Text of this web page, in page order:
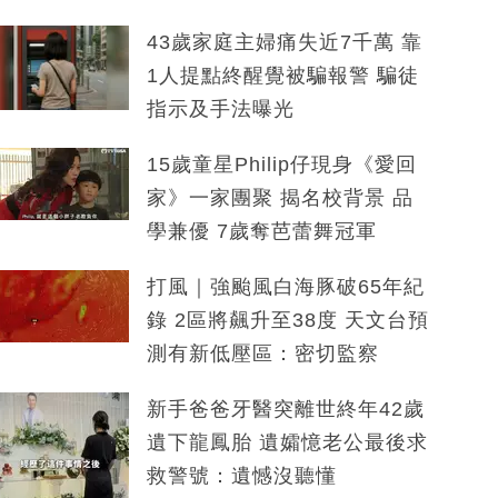
43歲家庭主婦痛失近7千萬 靠
1人提點終醒覺被騙報警 騙徒
指示及手法曝光
15歲童星Philip仔現身《愛回
家》一家團聚 揭名校背景 品
學兼優 7歲奪芭蕾舞冠軍
打風｜強颱風白海豚破65年紀
錄 2區將飆升至38度 天文台預
測有新低壓區：密切監察
新手爸爸牙醫突離世終年42歲
遺下龍鳳胎 遺孀憶老公最後求
救警號：遺憾沒聽懂